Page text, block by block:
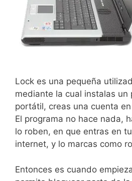
Lock es una pequeña
mediante la cual instalas un
portátil, creas una cuenta
El programa no hace nada,
lo roben, en que entras en
internet, y lo marcas como
Entonces es cuando